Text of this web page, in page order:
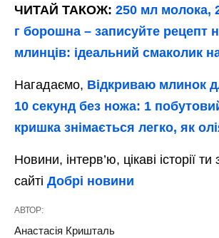
ЧИТАЙ ТАКОЖ: 250 мл молока,
г борошна – записуйте рецепт
млинців: ідеальний смаколик
Нагадаємо, Відкриваю млинок
10 секунд без ножа: 1
кришка знімається легко, як
Новини, інтерв’ю, цікаві історії
сайті Добрі новини
АВТОР:
Анастасія Кришталь